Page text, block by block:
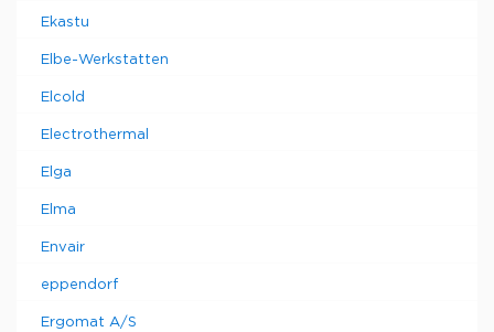
Ekastu
Elbe-Werkstatten
Elcold
Electrothermal
Elga
Elma
Envair
eppendorf
Ergomat A/S